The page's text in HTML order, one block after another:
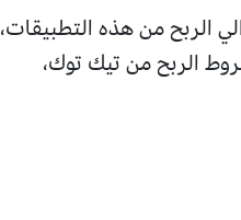
الربح من هذه التطبيقات،
الربح من تيك توك،